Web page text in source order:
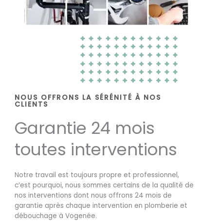
NOUS OFFRONS LA SÉRÉNITÉ À NOS
CLIENTS
Garantie 24 mois
toutes interventions
Notre travail est toujours propre et professionnel,
c’est pourquoi, nous sommes certains de la qualité de
nos interventions dont nous offrons 24 mois de
garantie après chaque intervention en plomberie et
débouchage à Vogenée.